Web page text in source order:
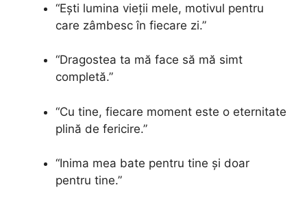
“Ești lumina vieții mele, motivul pentru
care zâmbesc în fiecare zi.”
“Dragostea ta mă face să mă simt
completă.”
“Cu tine, fiecare moment este o eternitate
plină de fericire.”
“Inima mea bate pentru tine și doar
pentru tine.”